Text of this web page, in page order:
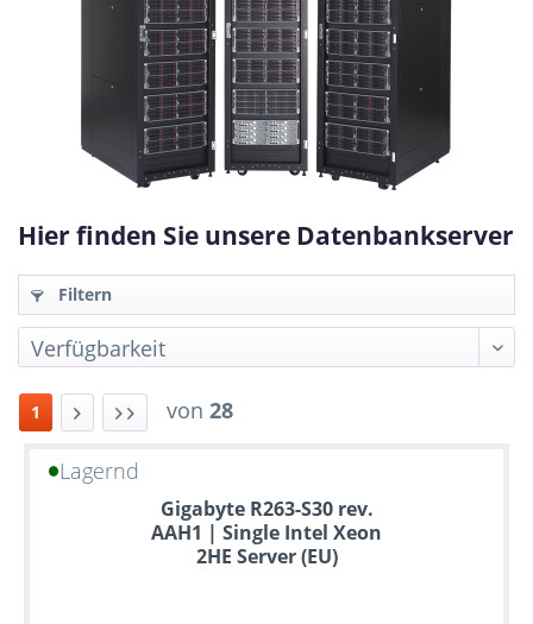
Hier finden Sie unsere Datenbankserver
Filtern
1 von 28
Lagernd
Gigabyte R263-S30 rev.
AAH1 | Single Intel Xeon
2HE Server (EU)